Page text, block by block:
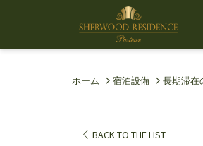
ホーム 宿泊設備 長期滞在
BACK TO THE LIST